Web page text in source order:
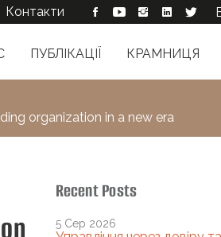
ПУБЛІКАЦІЇ КРАМНИЦЯ
Контакти
organization in a new era
Recent Posts
5 Сер 2026